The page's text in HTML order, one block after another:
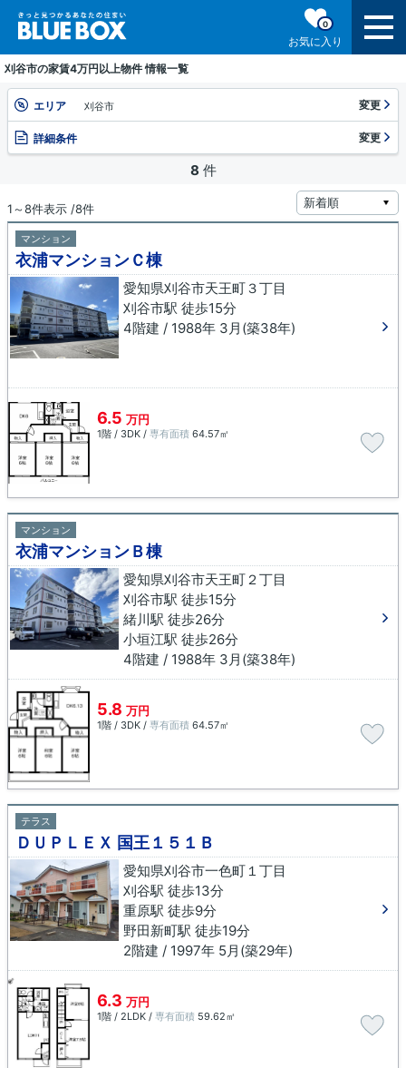
お気に入り
0
刈谷市の家賃4万円以上物件 情報一覧
エリア 刈谷市 変更
詳細条件 変更
8 件
1～8件表示 /8件
マンション
衣浦マンションＣ棟
愛知県刈谷市天王町３丁目
刈谷市駅 徒歩15分
4階建 / 1988年 3月(築38年)
6.5 万円
1階 / 3DK / 専有面積 64.57㎡
マンション
衣浦マンションＢ棟
愛知県刈谷市天王町２丁目
刈谷市駅 徒歩15分
緒川駅 徒歩26分
小垣江駅 徒歩26分
4階建 / 1988年 3月(築38年)
5.8 万円
1階 / 3DK / 専有面積 64.57㎡
テラス
ＤＵＰＬＥＸ 国王１５１Ｂ
愛知県刈谷市一色町１丁目
刈谷駅 徒歩13分
重原駅 徒歩9分
野田新町駅 徒歩19分
2階建 / 1997年 5月(築29年)
6.3 万円
1階 / 2LDK / 専有面積 59.62㎡